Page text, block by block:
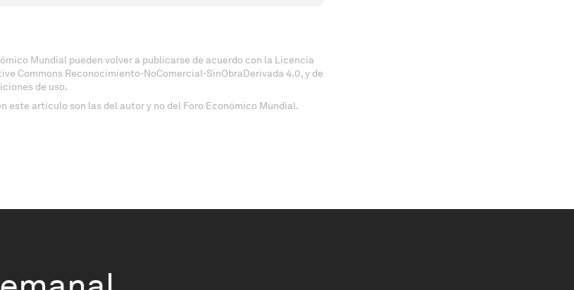
Mundial pueden volver a publicarse de acuerdo con la Licencia
Commons Reconocimiento-NoComercial-SinObraDerivada 4.0, y de
de uso.
este artículo son las del autor y no del Foro Económico Mundial.